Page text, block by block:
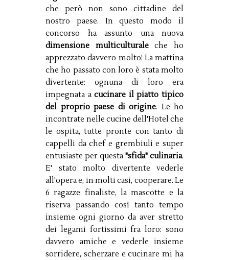
che però non sono cittadine del
nostro paese. In questo modo il
concorso ha assunto una nuova
dimensione multiculturaleche ho
apprezzato davvero molto! La mattina
che ho passato con loro è stata molto
divertente: ognuna di loro era
impegnata acucinare il piatto tipico
del proprio paese di origine. Le ho
incontrate nelle cucine dell'Hotel che
le ospita, tutte pronte con tanto di
cappelli da chef e grembiuli e super
entusiaste per questa "sfida" culinaria.
E' stato molto divertente vederle
all'opera e, in molti casi, cooperare. Le
6 ragazze finaliste, la mascotte e la
riserva passando così tanto tempo
insieme ogni giorno da aver stretto
dei legami fortissimi fra loro: sono
davvero amiche e vederle insieme
sorridere, scherzare e cucinare mi ha